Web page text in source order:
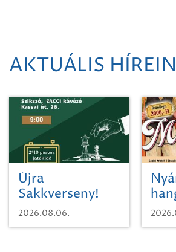
AKTUÁLIS
Újra
Sakkverseny!
2026.08.06.